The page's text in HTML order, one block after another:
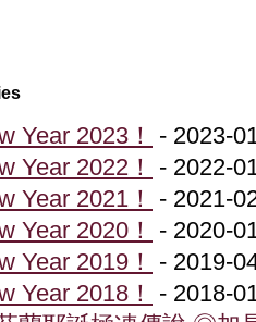
Year 2023！
- 2023-
Year 2022！
- 2022-
Year 2021！
- 2021-
Year 2020！
- 2020-
Year 2019！
- 2019-
Year 2018！
- 2018-